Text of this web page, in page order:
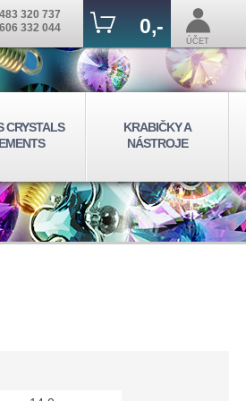
320 737
332 044
0,-
ÚČET
CRYSTALS
KRABIČKY A
NÁSTROJE